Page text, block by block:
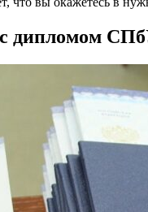
с дипломом